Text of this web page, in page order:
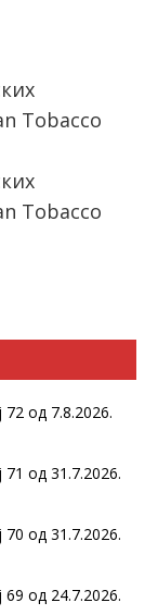
Tobacco
Tobacco
од 7.8.2026.
од 31.7.2026.
од 31.7.2026.
од 24.7.2026.